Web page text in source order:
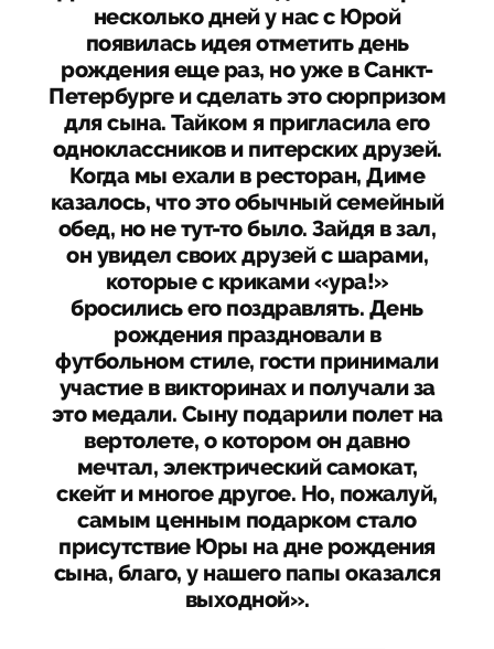
несколько дней у нас с Юрой
появилась идея отметить день
рождения еще раз, но уже в Санкт-
Петербурге и сделать это сюрпризом
для сына. Тайком я пригласила его
одноклассников и питерских друзей.
Когда мы ехали в ресторан, Диме
казалось, что это обычный семейный
обед, но не тут-то было. Зайдя в зал,
он увидел своих друзей с шарами,
которые с криками «ура!»
бросились его поздравлять. День
рождения праздновали в
футбольном стиле, гости принимали
участие в викторинах и получали за
это медали. Сыну подарили полет на
вертолете, о котором он давно
мечтал, электрический самокат,
скейт и многое другое. Но, пожалуй,
самым ценным подарком стало
присутствие Юры на дне рождения
сына, благо, у нашего папы оказался
выходной».